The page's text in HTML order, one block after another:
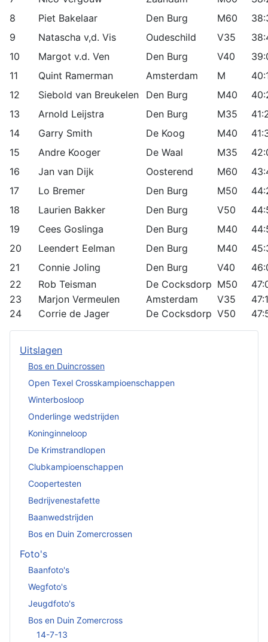
8
Piet Bakelaar Den Burg M60
9
Natascha v,d. Vis Oudeschild V35
10
Margot v.d. Ven Den Burg V40
11
Quint Ramerman Amsterdam M
12
Siebold van Breukelen Den Burg M40
13
Arnold Leijstra Den Burg M35
14
Garry Smith De Koog M40
15
Andre Kooger De Waal M35
16
Jan van Dijk Oosterend M60
17
Lo Bremer Den Burg M50
18
Laurien Bakker Den Burg V50
19
Cees Goslinga Den Burg M40
20
Leendert Eelman Den Burg M40
21
Connie Joling Den Burg V40
22
Rob Teisman De Cocksdorp M50
23
Marjon Vermeulen Amsterdam V35
24
Corrie de Jager De Cocksdorp V50
Uitslagen
Bos en Duincrossen
Open Texel Crosskampioenschappen
Winterbosloop
Onderlinge wedstrijden
Koninginneloop
De Krimstrandlopen
Clubkampioenschappen
Coopertesten
Bedrijvenestafette
Baanwedstrijden
Bos en Duin Zomercrossen
Foto's
Baanfoto's
Wegfoto's
Jeugdfoto's
Bos en Duin Zomercross
14-7-13